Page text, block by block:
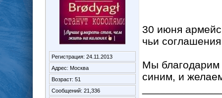
Регистрация: 24.11.2013
Адрес: Москва
Возраст: 51
Сообщений: 21,336
30 июня
чьи
Мы благодарим
синим, и